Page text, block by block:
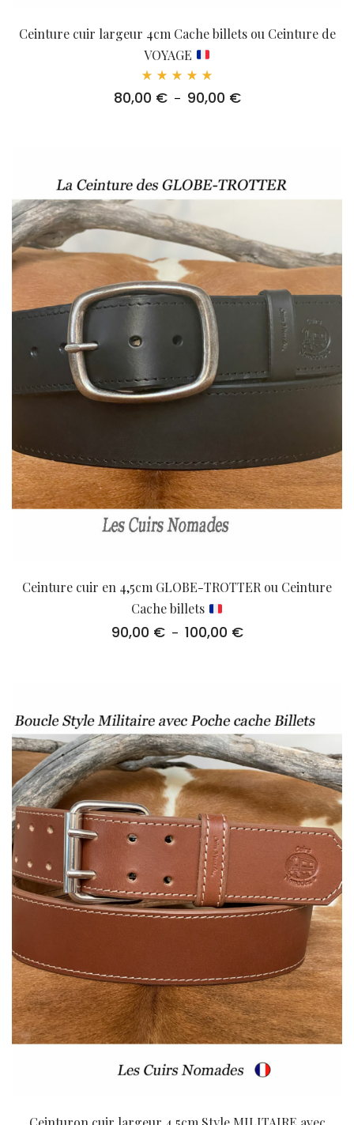
Ceinture cuir largeur 4cm Cache billets ou Ceinture de
VOYAGE
5.00
80,00 € – 90,00 €Plage
90,00 €
Ceinture cuir en 4,5cm GLOBE-TROTTER ou Ceinture
Cache billets
90,00 € – 100,00 €Plage
100,00 €